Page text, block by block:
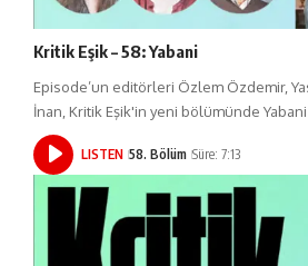
Kritik Eşik – 58: Yabani
Episode’un editörleri Özlem Özdemir,
İnan, Kritik Eşik'in yeni bölümünde
LISTEN 58. Bölüm Süre: 7:13